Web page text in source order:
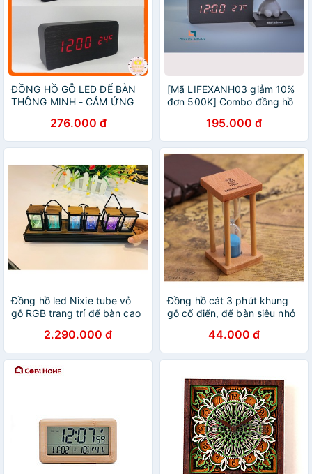
ĐỒNG HỒ GỖ LED ĐỂ BÀN
THÔNG MINH - CẢM ỨNG
276.000 đ
[Mã LIFEXANH03 giảm 10%
đơn 500K] Combo đồng hồ
195.000 đ
Đồng hồ led Nixie tube vỏ
gỗ RGB trang trí để bàn cao
2.290.000 đ
Đồng hồ cát 3 phút khung
gỗ cổ điển, để bàn siêu nhỏ
44.000 đ